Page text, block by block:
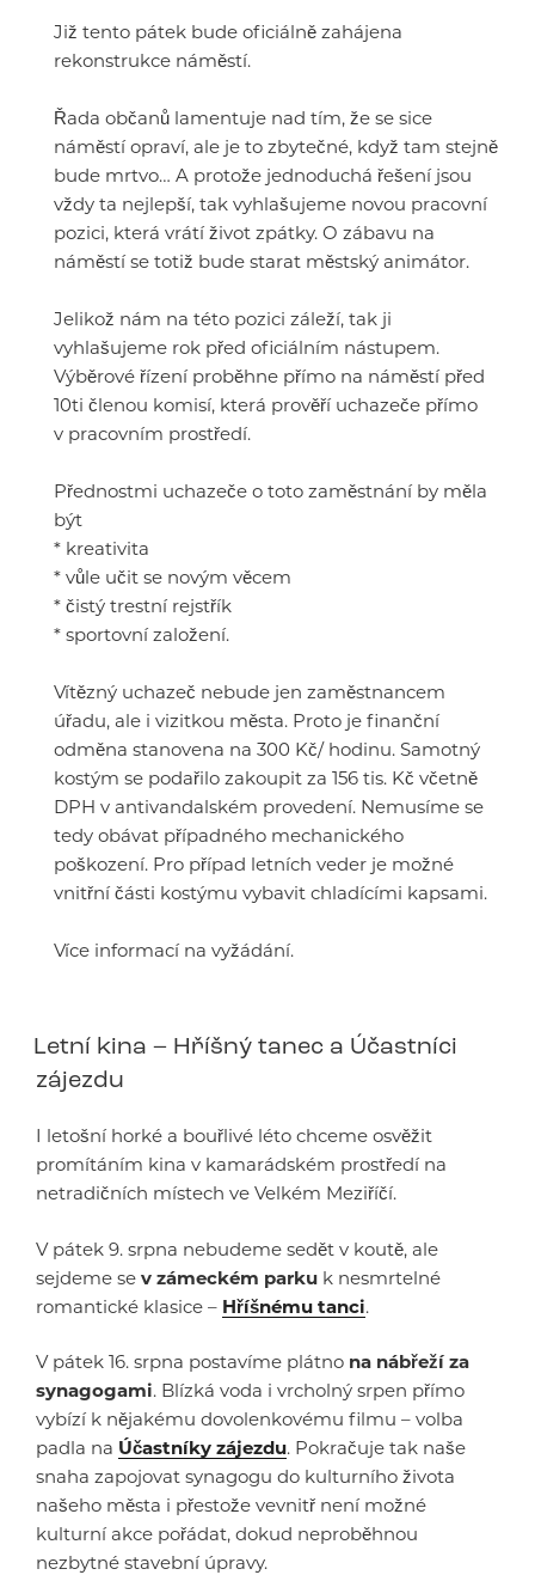
Již tento pátek bude oficiálně zahájena
rekonstrukce náměstí.
Řada občanů lamentuje nad tím, že se sice
náměstí opraví, ale je to zbytečné, když tam stejně
bude mrtvo… A protože jednoduchá řešení jsou
vždy ta nejlepší, tak vyhlašujeme novou pracovní
pozici, která vrátí život zpátky. O zábavu na
náměstí se totiž bude starat městský animátor.
Jelikož nám na této pozici záleží, tak ji
vyhlašujeme rok před oficiálním nástupem.
Výběrové řízení proběhne přímo na náměstí před
10ti členou komisí, která prověří uchazeče přímo
v pracovním prostředí.
Přednostmi uchazeče o toto zaměstnání by měla
být
* kreativita
* vůle učit se novým věcem
* čistý trestní rejstřík
* sportovní založení.
Vítězný uchazeč nebude jen zaměstnancem
úřadu, ale i vizitkou města. Proto je finanční
odměna stanovena na 300 Kč/ hodinu. Samotný
kostým se podařilo zakoupit za 156 tis. Kč včetně
DPH v antivandalském provedení. Nemusíme se
tedy obávat případného mechanického
poškození. Pro případ letních veder je možné
vnitřní části kostýmu vybavit chladícími kapsami.
Více informací na vyžádání.
Letní kina – Hříšný tanec a Účastníci
zájezdu
I letošní horké a bouřlivé léto chceme osvěžit
promítáním kina v kamarádském prostředí na
netradičních místech ve Velkém Meziříčí.
V pátek 9. srpna nebudeme sedět v koutě, ale
sejdeme se v zámeckém parku k nesmrtelné
romantické klasice – Hříšnému tanci.
V pátek 16. srpna postavíme plátno na nábřeží za
synagogami. Blízká voda i vrcholný srpen přímo
vybízí k nějakému dovolenkovému filmu – volba
padla na Účastníky zájezdu. Pokračuje tak naše
snaha zapojovat synagogu do kulturního života
našeho města i přestože vevnitř není možné
kulturní akce pořádat, dokud neproběhnou
nezbytné stavební úpravy.